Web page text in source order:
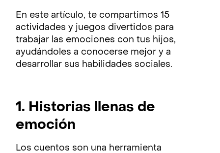
En este artículo, te compartimos 15
actividades y juegos divertidos para
trabajar las emociones con tus hijos,
ayudándoles a conocerse mejor y a
desarrollar sus habilidades sociales.
1. Historias llenas de
emoción
Los cuentos son una herramienta